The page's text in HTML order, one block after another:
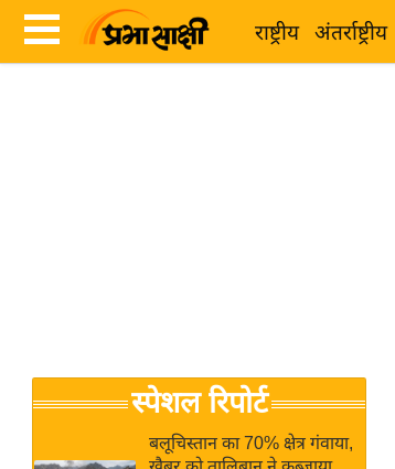
राष्ट्रीय अंतर्राष्ट्रीय
Breaking
News in
जगत
राय
स्पेशल रिपोर्ट
बलूचिस्तान का 70% क्षेत्र गंवाया,